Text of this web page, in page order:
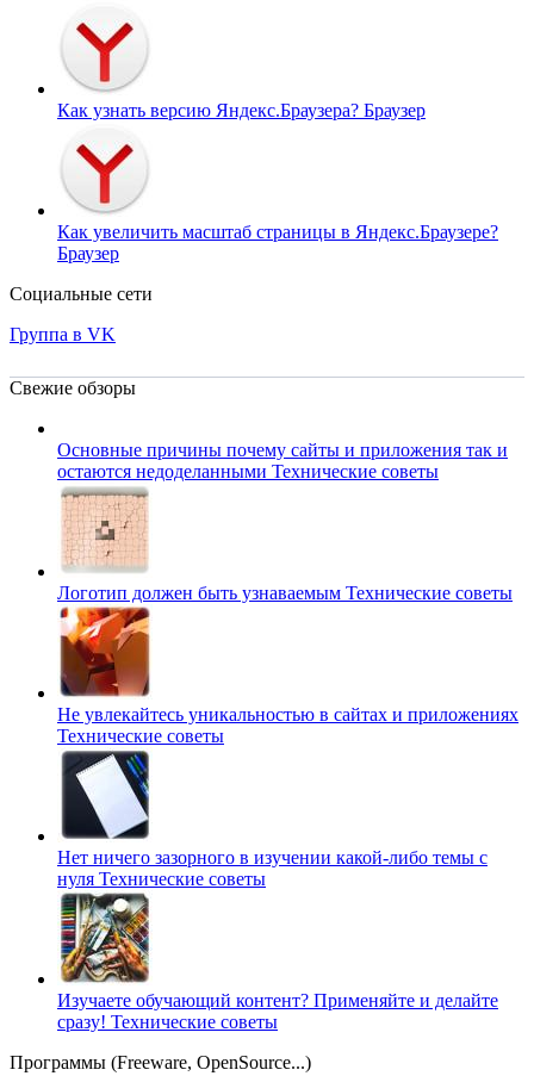
Как узнать версию Яндекс.Браузера? Браузер
Как увеличить масштаб страницы в Яндекс.Браузере?
Браузер
Социальные сети
Группа в VK
Свежие обзоры
Основные причины почему сайты и приложения так и
остаются недоделанными Технические советы
Логотип должен быть узнаваемым Технические советы
Не увлекайтесь уникальностью в сайтах и приложениях
Технические советы
Нет ничего зазорного в изучении какой-либо темы с
нуля Технические советы
Изучаете обучающий контент? Применяйте и делайте
сразу! Технические советы
Программы (Freeware, OpenSource...)